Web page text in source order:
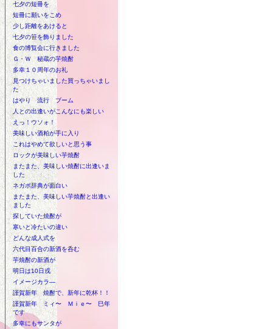
七夕の短冊を
短冊に願いをこめ
少し距離をあけると
七夕の笹を飾りました
食の博覧会に行きました
Ｇ・Ｗ 秘蔵の芋焼酎
多幸１０周年のお礼
見つけちゃいました買っちゃいまし
た
はやり 流行 ブーム
人との出逢いがこんなにも楽しい
えっ！ウソォ！
美味しい酒粕が手に入り
これはやめて欲しいと思う事
ロックが美味しい芋焼酎
またまた、美味しい焼酎に出逢いま
した
ネガポ辞典が面白い
またまた、美味しい芋焼酎と出逢い
ました
探していた焼酎が
寒いと冷たいの違い
どんな成人式を
六代目百合の新酒を呑む
芋焼酎の新酒が
明日は10日戎
イメージカラ―
謹賀新年 焼酎で、新年に乾杯！！
謹賀新年 ミィ〜 Ｍｉｅ〜 巳年
です
多幸にもサンタが